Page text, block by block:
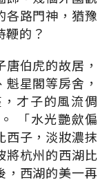
各路門神，猶豫
的？
伯虎的故居，
星閣等房舍，
才子的風流倜
「水光艷歛偏
西子，淡妝濃抹
將杭州的西湖比
，西湖的美一再